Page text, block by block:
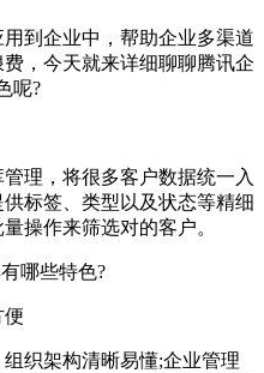
到企业中，帮助企业多渠道
，今天就来详细聊聊腾讯企
呢?
理，将很多客户数据统一入
标签、类型以及状态等精细
操作来筛选对的客户。
织架构清晰易懂;企业管理